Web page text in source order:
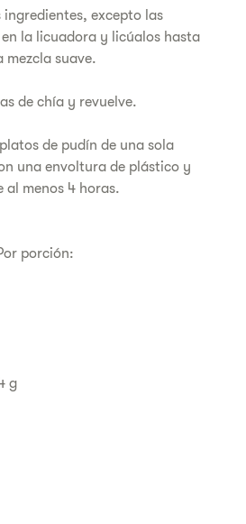
excepto las
la licuadora y licúalos hasta
mezcla suave.
de chía y revuelve.
de pudín de una sola
una envoltura de plástico y
menos 4 horas.
porción:
g